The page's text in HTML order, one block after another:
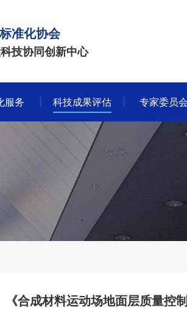
准化协会
技协同创新中心
服务 科技成果评估 专家委员会
《合成材料运动场地面层质量控